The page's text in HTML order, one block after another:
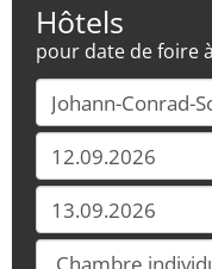
Hôtels
pour date de foire